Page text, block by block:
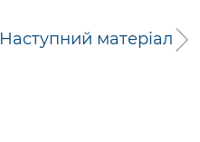
Наступний матеріал